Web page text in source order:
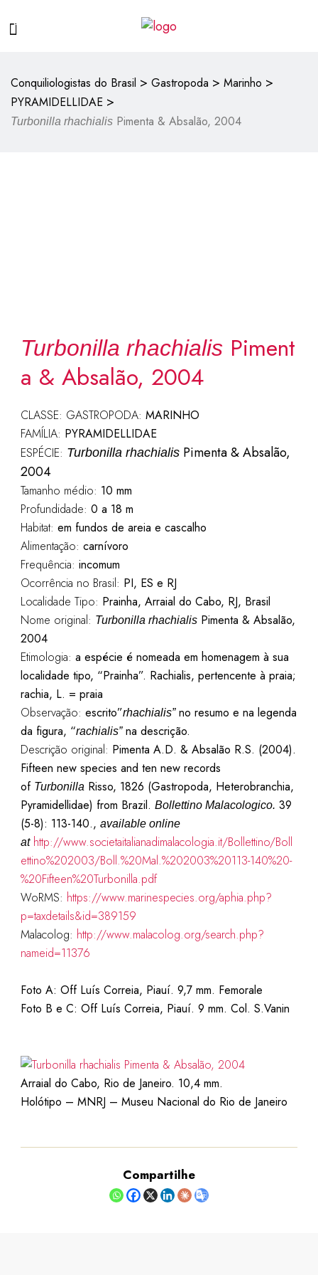
Conquiliologistas do Brasil > Gastropoda > Marinho >
PYRAMIDELLIDAE >
Turbonilla rhachialis Pimenta & Absalão, 2004
Turbonilla rhachialisPiment
a & Absalão, 2004
CLASSE: GASTROPODA: MARINHO
FAMÍLIA: PYRAMIDELLIDAE
ESPÉCIE: Turbonilla rhachialisPimenta & Absalão,
2004
Tamanho médio: 10 mm
Profundidade: 0 a 18 m
Habitat: em fundos de areia e cascalho
Alimentação: carnívoro
Frequência: incomum
Ocorrência no Brasil: PI, ES e RJ
Localidade Tipo: Prainha, Arraial do Cabo, RJ, Brasil
Nome original: Turbonilla rhachialisPimenta & Absalão,
2004
Etimologia: a espécie é nomeada em homenagem à sua
localidade tipo, “Prainha”. Rachialis, pertencente à praia;
rachia, L. = praia
Observação: escrito”rhachialis”no resumo e na legenda
da figura, “rachialis”na descrição.
Descrição original: Pimenta A.D. & Absalão R.S. (2004).
Fifteen new species and ten new records
of TurbonillaRisso, 1826 (Gastropoda, Heterobranchia,
Pyramidellidae) from Brazil. Bollettino Malacologico. 39
(5-8): 113-140., available online
at http://www.societaitalianadimalacologia.it/Bollettino/Boll
ettino%202003/Boll.%20Mal.%202003%20113-140%20-
%20Fifteen%20Turbonilla.pdf
WoRMS: https://www.marinespecies.org/aphia.php?
p=taxdetails&id=389159
Malacolog: http://www.malacolog.org/search.php?
nameid=11376
Foto A: Off Luís Correia, Piauí. 9,7 mm. Femorale
Foto B e C: Off Luís Correia, Piauí. 9 mm. Col. S.Vanin
Arraial do Cabo, Rio de Janeiro. 10,4 mm.
Holótipo – MNRJ – Museu Nacional do Rio de Janeiro
Compartilhe